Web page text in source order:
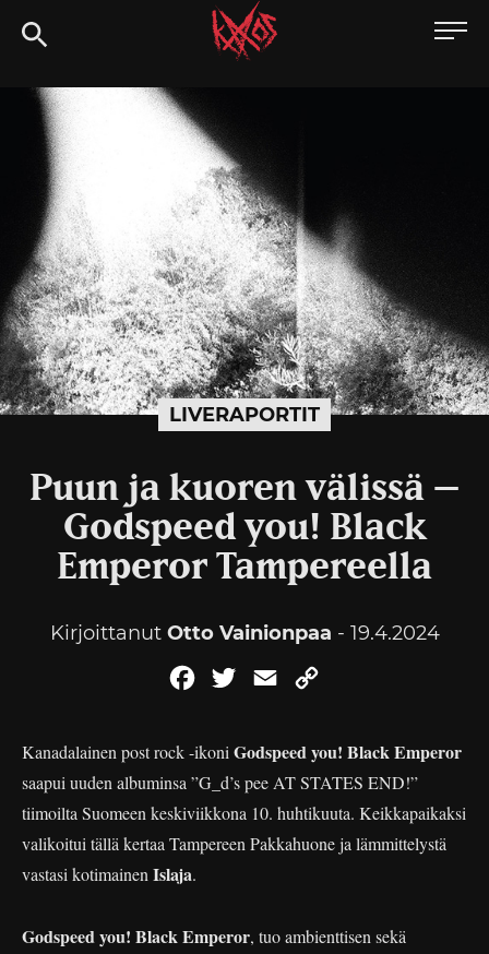
Siirry
suoraan
Kaaoszine
LIVERAPORTIT
Puun ja kuoren välissä –
Godspeed you! Black
Emperor Tampereella
Kirjoittanut Otto Vainionpaa - 19.4.2024
FacebookTwitterEmail
Kanadalainen post rock -ikoni Godspeed you! Black Emperor
saapui uuden albuminsa ”G_d’s pee AT STATES END!”
tiimoilta Suomeen keskiviikkona 10. huhtikuuta. Keikkapaikaksi
valikoitui tällä kertaa Tampereen Pakkahuone ja lämmittelystä
vastasi kotimainen Islaja.
Godspeed you! Black Emperor, tuo ambienttisen sekä